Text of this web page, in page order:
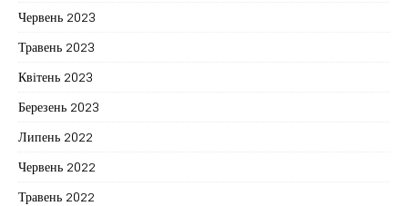
Червень 2023
Травень 2023
Квітень 2023
Березень 2023
Липень 2022
Червень 2022
Травень 2022